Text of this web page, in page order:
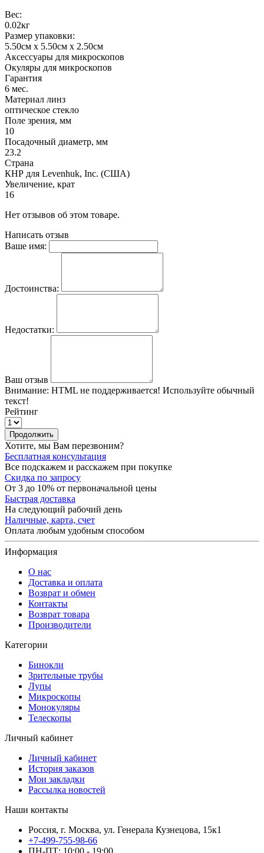
Вес:
0.02кг
Размер упаковки:
5.50см x 5.50см x 2.50см
Аксессуары для микроскопов
Окуляры для микроскопов
Гарантия
6 мес.
Материал линз
оптическое стекло
Поле зрения, мм
10
Посадочный диаметр, мм
23.2
Страна
КНР для Levenhuk, Inc. (США)
Увеличение, крат
16
Нет отзывов об этом товаре.
Написать отзыв
Ваше имя:
Достоинства:
Недостатки:
Ваш отзыв
Внимание: HTML не поддерживается! Используйте обычный
текст!
Рейтинг
Продолжить
Хотите, мы Вам перезвоним?
Бесплатная консультация
Все подскажем и расскажем при покупке
Скидка по запросу
От 3 до 10% от первоначальной цены
Быстрая доставка
На следующий рабочий день
Наличные, карта, счет
Оплата любым удобным способом
Информация
О нас
Доставка и оплата
Возврат и обмен
Контакты
Возврат товара
Производители
Категории
Бинокли
Зрительные трубы
Лупы
Микроскопы
Монокуляры
Телескопы
Личный кабинет
Личный кабинет
История заказов
Мои закладки
Рассылка новостей
Наши контакты
Россия, г. Москва, ул. Генерала Кузнецова, 15к1
+7-499-755-98-66
ПН-ПТ: 10:00 - 19:00